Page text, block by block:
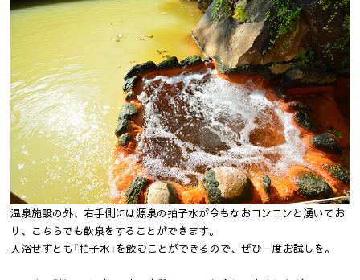
温泉施設の外、右手側には源泉の拍子水が今もなおコンコンと湧いてお
り、こちらでも飲泉をすることができます。
入浴せずとも「拍子水」を飲むことができるので、ぜひ一度お試しを。